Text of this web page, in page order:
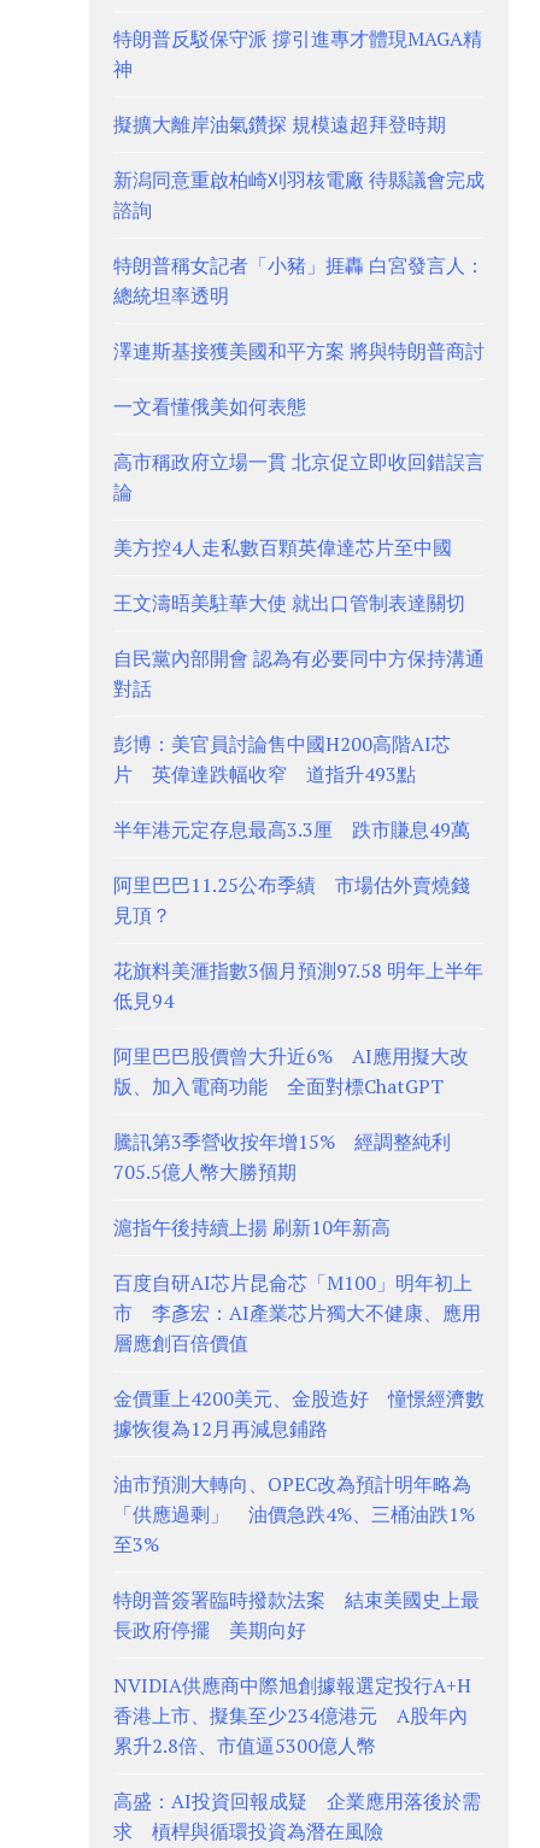
特朗普反駁保守派 撐引進專才體現MAGA精
神
擬擴大離岸油氣鑽探 規模遠超拜登時期
新潟同意重啟柏崎刈羽核電廠 待縣議會完成
諮詢
特朗普稱女記者「小豬」捱轟 白宮發言人：
總統坦率透明
澤連斯基接獲美國和平方案 將與特朗普商討
一文看懂俄美如何表態
高市稱政府立場一貫 北京促立即收回錯誤言
論
美方控4人走私數百顆英偉達芯片至中國
王文濤晤美駐華大使 就出口管制表達關切
自民黨內部開會 認為有必要同中方保持溝通
對話
彭博：美官員討論售中國H200高階AI芯
片 英偉達跌幅收窄 道指升493點
半年港元定存息最高3.3厘 跌市賺息49萬
阿里巴巴11.25公布季績 市場估外賣燒錢
見頂？
花旗料美滙指數3個月預測97.58 明年上半年
低見94
阿里巴巴股價曾大升近6% AI應用擬大改
版、加入電商功能 全面對標ChatGPT
騰訊第3季營收按年增15% 經調整純利
705.5億人幣大勝預期
滬指午後持續上揚 刷新10年新高
百度自研AI芯片昆侖芯「M100」明年初上
市 李彥宏：AI產業芯片獨大不健康、應用
層應創百倍價值
金價重上4200美元、金股造好 憧憬經濟數
據恢復為12月再減息鋪路
油市預測大轉向、OPEC改為預計明年略為
「供應過剩」 油價急跌4%、三桶油跌1%
至3%
特朗普簽署臨時撥款法案 結束美國史上最
長政府停擺 美期向好
NVIDIA供應商中際旭創據報選定投行A+H
香港上市、擬集至少234億港元 A股年內
累升2.8倍、市值逼5300億人幣
高盛：AI投資回報成疑 企業應用落後於需
求 槓桿與循環投資為潛在風險